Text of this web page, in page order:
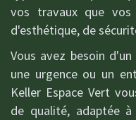
vos travaux que vos
d'esthétique, de
Vous avez besoin
une urgence ou un
Keller Espace Vert
de qualité, adaptée